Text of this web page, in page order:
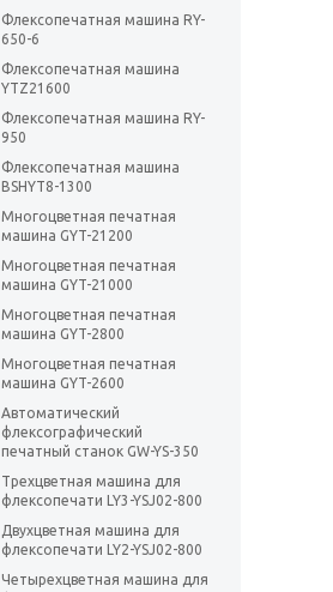
Флексопечатная машина RY-
650-6
Флексопечатная машина
YTZ21600
Флексопечатная машина RY-
950
Флексопечатная машина
BSHYT8-1300
Многоцветная печатная
машина GYT-21200
Многоцветная печатная
машина GYT-21000
Многоцветная печатная
машина GYT-2800
Многоцветная печатная
машина GYT-2600
Автоматический
флексографический
печатный станок GW-YS-350
Трехцветная машина для
флексопечати LY3-YSJ02-800
Двухцветная машина для
флексопечати LY2-YSJ02-800
Четырехцветная машина для